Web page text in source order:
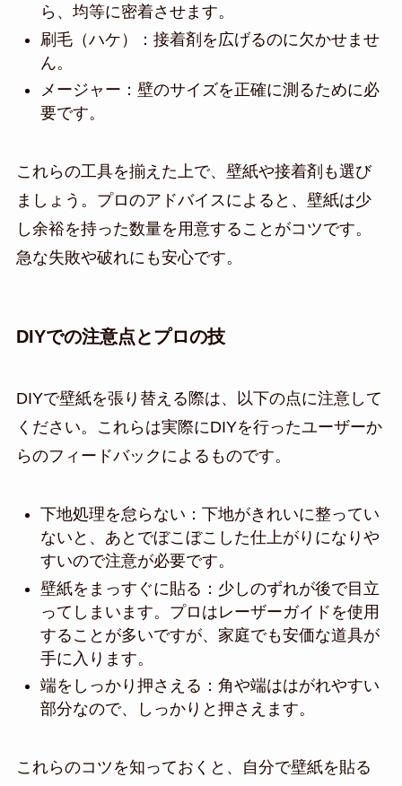
ら、均等に密着させます。
刷毛（ハケ）：接着剤を広げるのに欠かせませ
ん。
メージャー：壁のサイズを正確に測るために必
要です。
これらの工具を揃えた上で、壁紙や接着剤も選び
ましょう。プロのアドバイスによると、壁紙は少
し余裕を持った数量を用意することがコツです。
急な失敗や破れにも安心です。
DIYでの注意点とプロの技
DIYで壁紙を張り替える際は、以下の点に注意して
ください。これらは実際にDIYを行ったユーザーか
らのフィードバックによるものです。
下地処理を怠らない：下地がきれいに整ってい
ないと、あとでぼこぼこした仕上がりになりや
すいので注意が必要です。
壁紙をまっすぐに貼る：少しのずれが後で目立
ってしまいます。プロはレーザーガイドを使用
することが多いですが、家庭でも安価な道具が
手に入ります。
端をしっかり押さえる：角や端ははがれやすい
部分なので、しっかりと押さえます。
これらのコツを知っておくと、自分で壁紙を貼る